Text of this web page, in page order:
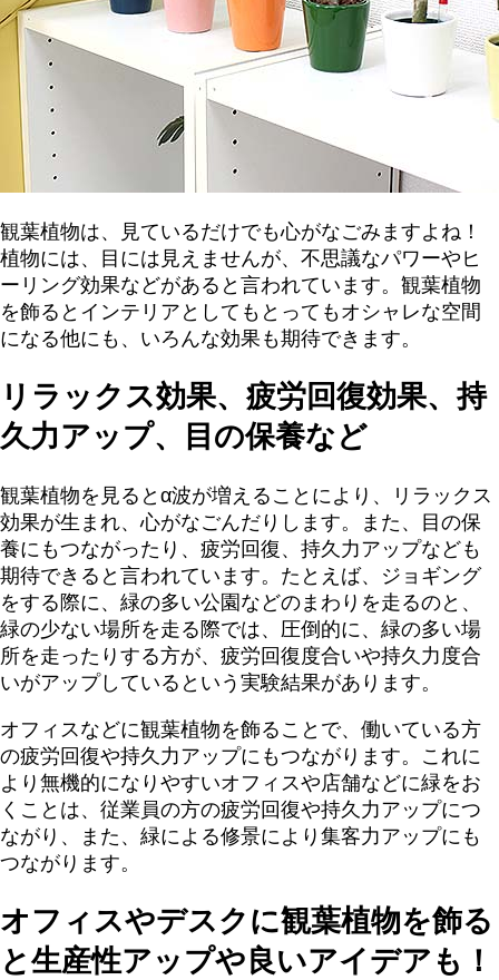
観葉植物は、見ているだけでも心がなごみますよね！
植物には、目には見えませんが、不思議なパワーやヒ
ーリング効果などがあると言われています。観葉植物
を飾るとインテリアとしてもとってもオシャレな空間
になる他にも、いろんな効果も期待できます。
リラックス効果、疲労回復効果、持
久力アップ、目の保養など
観葉植物を見るとα波が増えることにより、リラックス
効果が生まれ、心がなごんだりします。また、目の保
養にもつながったり、疲労回復、持久力アップなども
期待できると言われています。たとえば、ジョギング
をする際に、緑の多い公園などのまわりを走るのと、
緑の少ない場所を走る際では、圧倒的に、緑の多い場
所を走ったりする方が、疲労回復度合いや持久力度合
いがアップしているという実験結果があります。
オフィスなどに観葉植物を飾ることで、働いている方
の疲労回復や持久力アップにもつながります。これに
より無機的になりやすいオフィスや店舗などに緑をお
くことは、従業員の方の疲労回復や持久力アップにつ
ながり、また、緑による修景により集客力アップにも
つながります。
オフィスやデスクに観葉植物を飾る
と生産性アップや良いアイデアも！